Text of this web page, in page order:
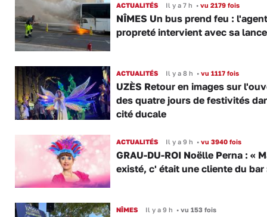
ACTUALITÉS Il y a 7 h •vu 2179 fois
NÎMES Un bus prend feu :
propreté intervient avec sa lance
ACTUALITÉS Il y a 8 h •vu 1117 fois
UZÈS Retour en images sur
des quatre jours de festivités
cité ducale
ACTUALITÉS Il y a 9 h •vu 3940 fois
GRAU-DU-ROI Noëlle Perna : «
existé, c' était une cliente du bar
NÎMES Il y a 9 h •vu 153 fois